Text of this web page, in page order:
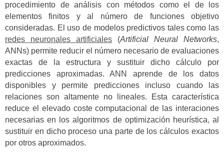
procedimiento de análisis con métodos como el de los
elementos finitos y al número de funciones objetivo
consideradas. El uso de modelos predictivos tales como las
redes neuronales artificiales (Artificial Neural Networks,
ANNs) permite reducir el número necesario de evaluaciones
exactas de la estructura y sustituir dicho cálculo por
predicciones aproximadas. ANN aprende de los datos
disponibles y permite predicciones incluso cuando las
relaciones son altamente no lineales. Esta característica
reduce el elevado coste computacional de las interaciones
necesarias en los algoritmos de optimización heurística, al
sustituir en dicho proceso una parte de los cálculos exactos
por otros aproximados.